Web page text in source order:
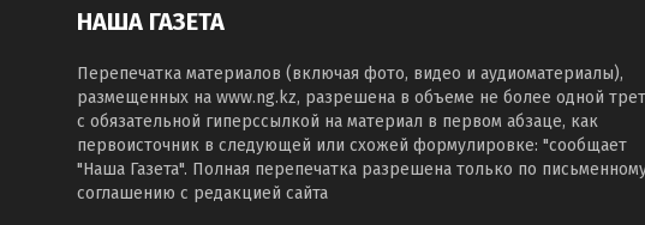
НАША ГАЗЕТА
Перепечатка материалов (включая фото, видео и аудиоматериалы),
размещенных на www.ng.kz, разрешена в объеме не более одной
с обязательной гиперссылкой на материал в первом абзаце, как
первоисточник в следующей или схожей формулировке: "сообщает
"Наша Газета". Полная перепечатка разрешена только по
соглашению с редакцией сайта